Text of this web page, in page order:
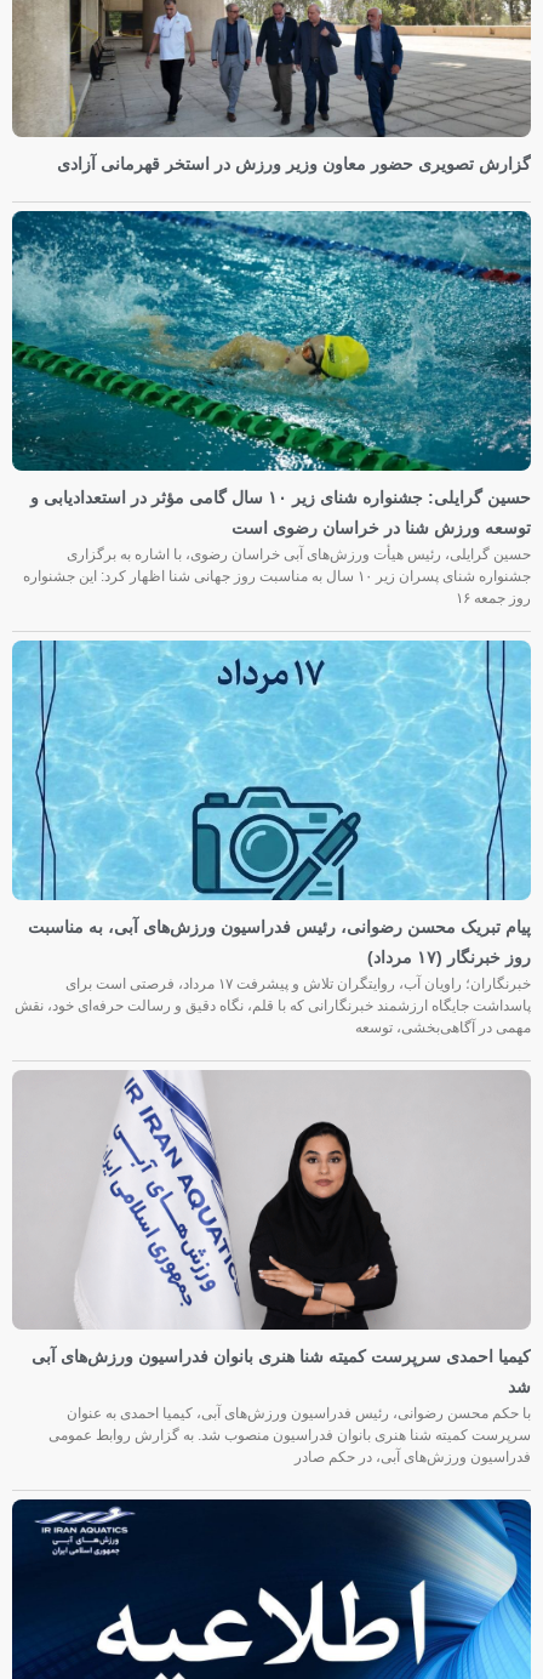
گزارش تصویری حضور معاون وزیر ورزش در استخر قهرمانی آزادی
حسین گرایلی: جشنواره شنای زیر ۱۰ سال گامی مؤثر در استعدادیابی و
توسعه ورزش شنا در خراسان رضوی است
حسین گرایلی، رئیس هیأت ورزش‌های آبی خراسان رضوی، با اشاره به برگزاری
جشنواره شنای پسران زیر ۱۰ سال به مناسبت روز جهانی شنا اظهار کرد: این جشنواره
روز جمعه‌ ۱۶
پیام تبریک محسن رضوانی، رئیس فدراسیون ورزش‌های آبی، به مناسبت
روز خبرنگار (۱۷ مرداد)
خبرنگاران؛ راویان آب، روایتگران تلاش و پیشرفت ۱۷ مرداد، فرصتی است برای
پاسداشت جایگاه ارزشمند خبرنگارانی که با قلم، نگاه دقیق و رسالت حرفه‌ای خود، نقش
مهمی در آگاهی‌بخشی، توسعه
کیمیا احمدی سرپرست کمیته شنا هنری بانوان فدراسیون ورزش‌های آبی
شد
با حکم محسن رضوانی، رئیس فدراسیون ورزش‌های آبی، کیمیا احمدی به عنوان
سرپرست کمیته شنا هنری بانوان فدراسیون منصوب شد. به گزارش روابط عمومی
فدراسیون ورزش‌های آبی، در حکم صادر